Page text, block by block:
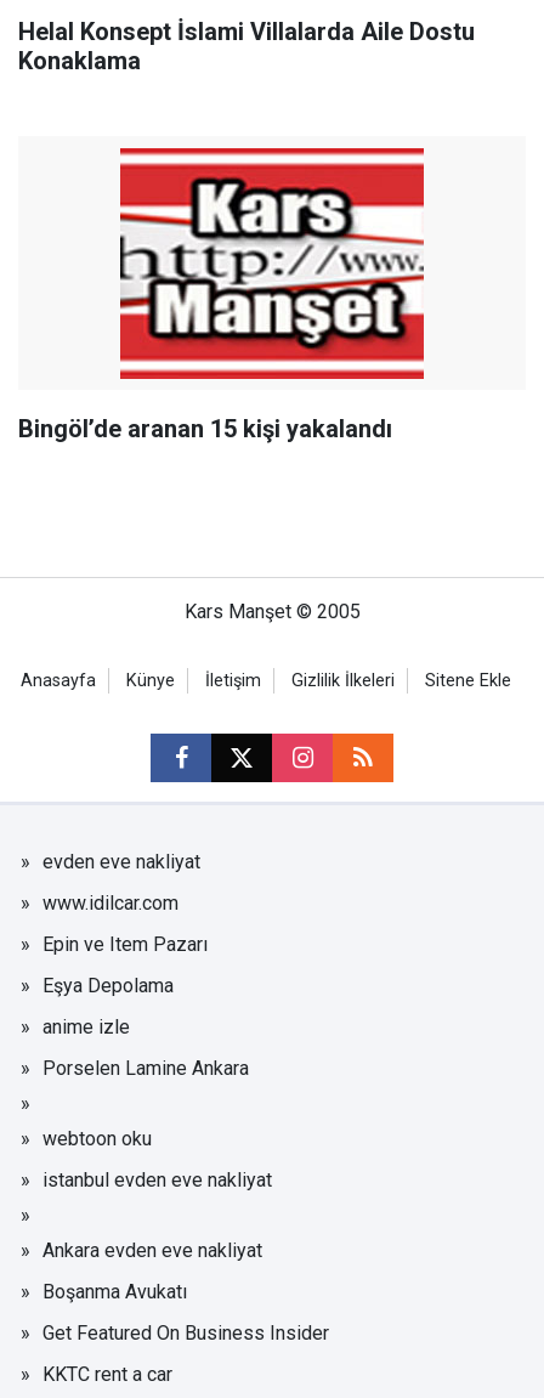
Helal Konsept İslami Villalarda Aile Dostu
Konaklama
Bingöl’de aranan 15 kişi yakalandı
Kars Manşet © 2005
Anasayfa Künye İletişim Gizlilik İlkeleri Sitene Ekle
evden eve nakliyat
www.idilcar.com
Epin ve Item Pazarı
Eşya Depolama
anime izle
Porselen Lamine Ankara
webtoon oku
istanbul evden eve nakliyat
Ankara evden eve nakliyat
Boşanma Avukatı
Get Featured On Business Insider
KKTC rent a car